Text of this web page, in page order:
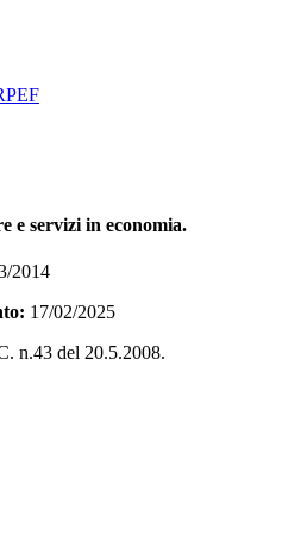
e servizi in economia.
2014
17/02/2025
n.43 del 20.5.2008.